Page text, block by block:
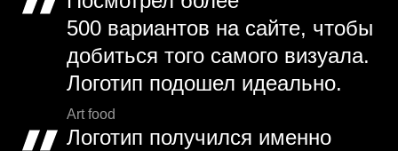
500 вариантов на сайте, чтобы
добиться того самого визуала.
Логотип подошел идеально.
Art food
Логотип получился именно